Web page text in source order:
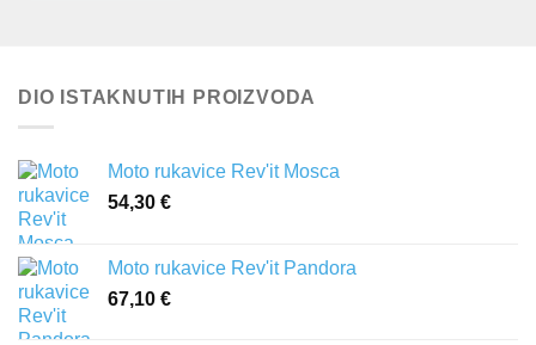
DIO ISTAKNUTIH PROIZVODA
Moto rukavice Rev'it Mosca
54,30 €
Moto rukavice Rev'it Pandora
67,10 €